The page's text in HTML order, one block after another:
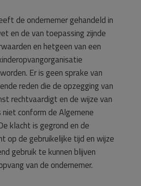
de ondernemer gehandeld in
en de van toepassing zijnde
en hetgeen van een
Er is geen sprake van
reden die de opzegging van
rechtvaardigt en de wijze van
conform de Algemene
klacht is gegrond en de
op de gebruikelijke tijd en wijze
gebruik te kunnen blijven
van de ondernemer.